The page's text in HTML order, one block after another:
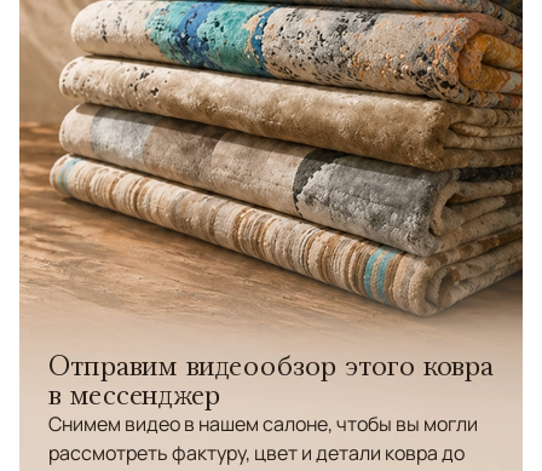
Отправим видеообзор этого ковра
в мессенджер
Снимем видео в нашем салоне, чтобы вы могли
рассмотреть фактуру, цвет и детали ковра до